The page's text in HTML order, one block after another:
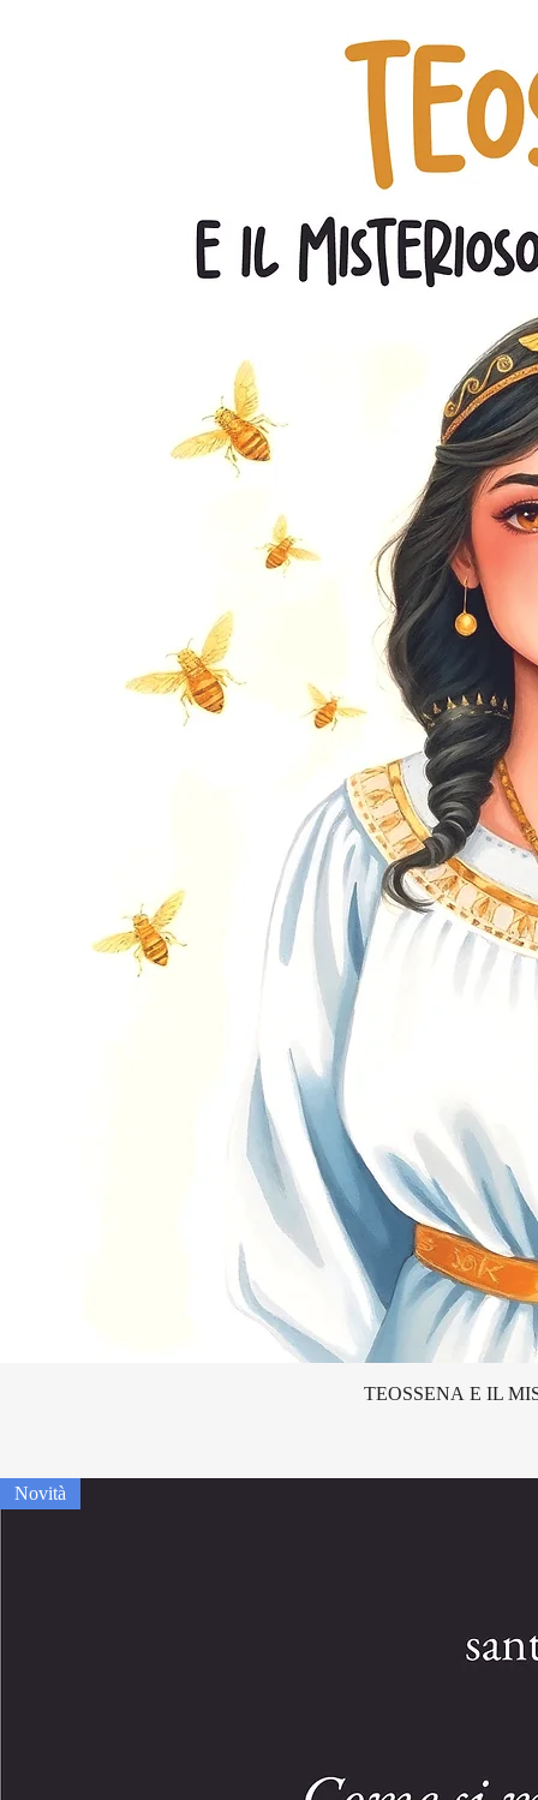
TEOSSENA E IL
Novità